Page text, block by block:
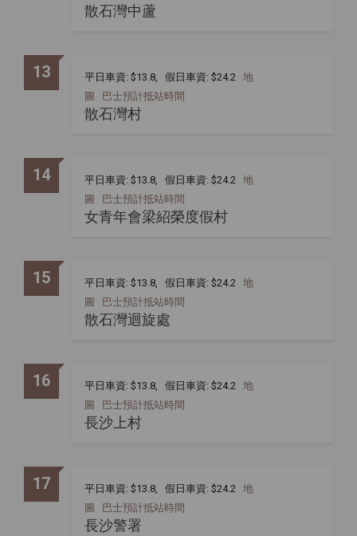
散石灣中蘆
13 平日車資: $13.8, 假日車資: $24.2 地
圖
巴士預計抵站時間
散石灣村
14 平日車資: $13.8, 假日車資: $24.2 地
圖
巴士預計抵站時間
女青年會梁紹榮度假村
15 平日車資: $13.8, 假日車資: $24.2 地
圖
巴士預計抵站時間
散石灣迴旋處
16 平日車資: $13.8, 假日車資: $24.2 地
圖
巴士預計抵站時間
長沙上村
17 平日車資: $13.8, 假日車資: $24.2 地
圖
巴士預計抵站時間
長沙警署